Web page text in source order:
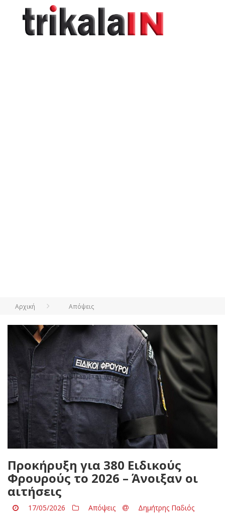
Αρχική Απόψεις
Προκήρυξη για 380 Ειδικούς
Φρουρούς το 2026 – Άνοιξαν οι
αιτήσεις
17/05/2026 Απόψεις Δημήτρης Παδιός